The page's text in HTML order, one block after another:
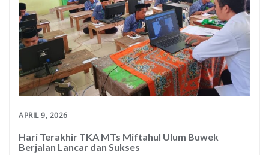
APRIL 9, 2026
Hari Terakhir TKA MTs Miftahul Ulum Buwek
Berjalan Lancar dan Sukses